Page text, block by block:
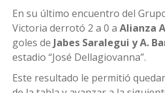
En su último encuentro del
Victoria derrotó 2 a 0 a Alianza
goles de Jabes Saralegui y A.
estadio “José Dellagiovanna”.
Este resultado le permitió